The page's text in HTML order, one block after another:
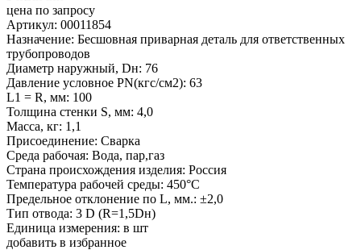
цена по запросу
Артикул: 00011854
Назначение: Бесшовная приварная деталь для ответственных
трубопроводов
Диаметр наружный, Dн: 76
Давление условное PN(кгс/см2): 63
L1 = R, мм: 100
Толщина стенки S, мм: 4,0
Масса, кг: 1,1
Присоединение: Сварка
Среда рабочая: Вода, пар,газ
Страна происхождения изделия: Россия
Температура рабочей среды: 450°С
Предельное отклонение по L, мм.: ±2,0
Тип отвода: 3 D (R=1,5Dн)
Единица измерения: в шт
добавить в избранное